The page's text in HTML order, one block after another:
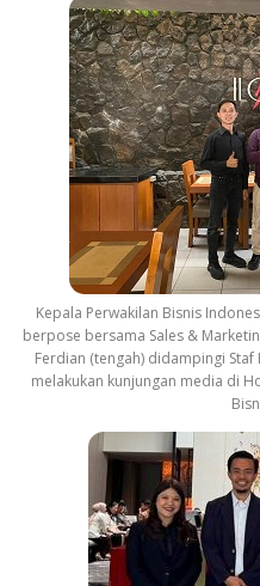
Kepala Perwakilan Bisnis
berpose bersama Sales &
Ferdian (tengah) didampingi
melakukan kunjungan media di